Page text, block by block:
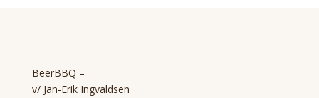
BeerBBQ –
v/ Jan-Erik Ingvaldsen